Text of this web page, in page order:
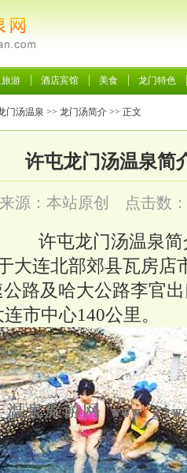
游 酒店宾馆 美食 龙门特色
门汤温泉 >> 龙门汤简介 >> 正文
许屯龙门汤温泉简
源：本站原创 点击数：
许屯龙门汤温泉简
大连北部郊县瓦房店
路及哈大公路李官
市中心140公里。